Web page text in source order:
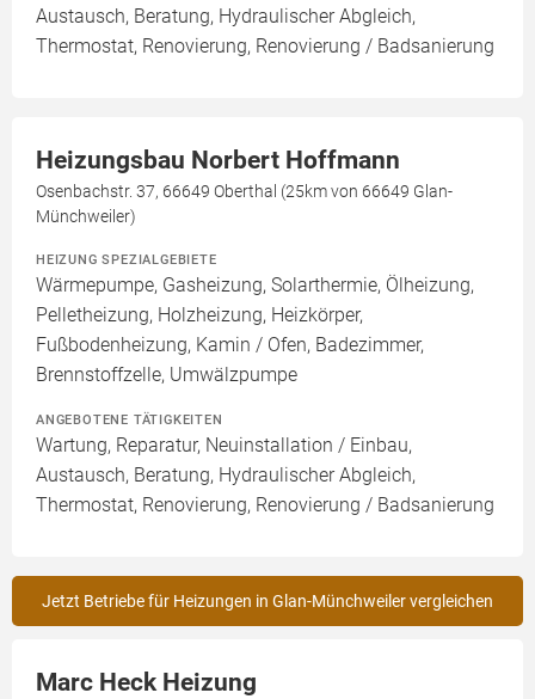
Austausch, Beratung, Hydraulischer Abgleich,
Thermostat, Renovierung, Renovierung / Badsanierung
Heizungsbau Norbert Hoffmann
Osenbachstr. 37, 66649 Oberthal (25km von 66649 Glan-
Münchweiler)
HEIZUNG SPEZIALGEBIETE
Wärmepumpe, Gasheizung, Solarthermie, Ölheizung,
Pelletheizung, Holzheizung, Heizkörper,
Fußbodenheizung, Kamin / Ofen, Badezimmer,
Brennstoffzelle, Umwälzpumpe
ANGEBOTENE TÄTIGKEITEN
Wartung, Reparatur, Neuinstallation / Einbau,
Austausch, Beratung, Hydraulischer Abgleich,
Thermostat, Renovierung, Renovierung / Badsanierung
Jetzt Betriebe für Heizungen in Glan-Münchweiler vergleichen
Marc Heck Heizung